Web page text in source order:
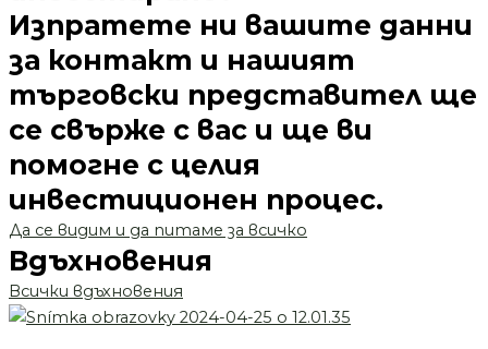
Изпратете ни вашите данни
за контакт и нашият
търговски представител ще
се свърже с вас и ще ви
помогне с целия
инвестиционен процес.
Да се видим и да питаме за всичко
Вдъхновения
Всички вдъхновения